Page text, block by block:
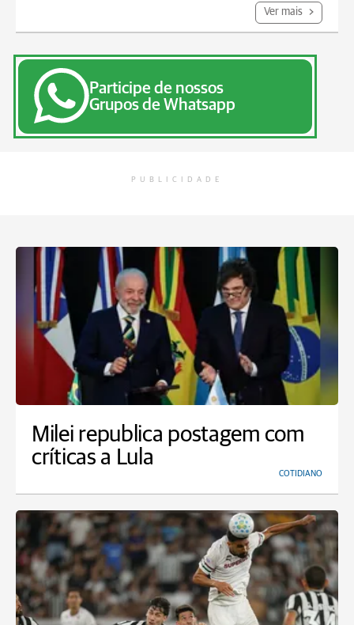
Ver mais
Participe de nossos
Grupos de Whatsapp
PUBLICIDADE
Milei republica postagem com
críticas a Lula
COTIDIANO